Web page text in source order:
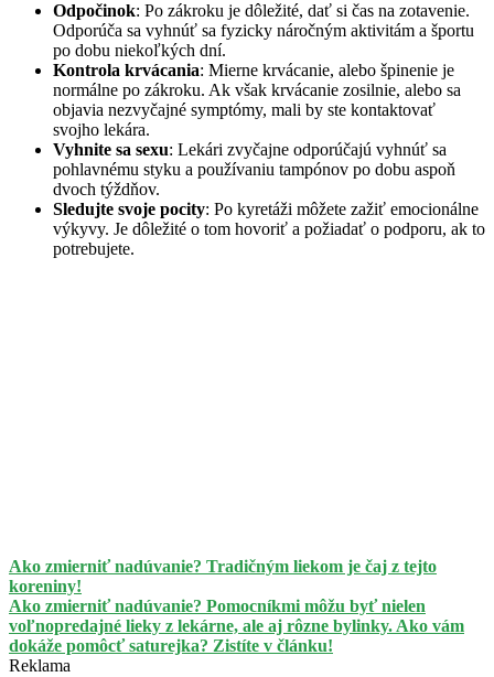
Odpočinok: Po zákroku je dôležité, dať si čas na zotavenie.
Odporúča sa vyhnúť sa fyzicky náročným aktivitám a športu
po dobu niekoľkých dní.
Kontrola krvácania: Mierne krvácanie, alebo špinenie je
normálne po zákroku. Ak však krvácanie zosilnie, alebo sa
objavia nezvyčajné symptómy, mali by ste kontaktovať
svojho lekára.
Vyhnite sa sexu: Lekári zvyčajne odporúčajú vyhnúť sa
pohlavnému styku a používaniu tampónov po dobu aspoň
dvoch týždňov.
Sledujte svoje pocity: Po kyretáži môžete zažiť emocionálne
výkyvy. Je dôležité o tom hovoriť a požiadať o podporu, ak to
potrebujete.
Ako zmierniť nadúvanie? Tradičným liekom je čaj z tejto
koreniny!
Ako zmierniť nadúvanie? Pomocníkmi môžu byť nielen
voľnopredajné lieky z lekárne, ale aj rôzne bylinky. Ako vám
dokáže pomôcť saturejka? Zistíte v článku!
Reklama